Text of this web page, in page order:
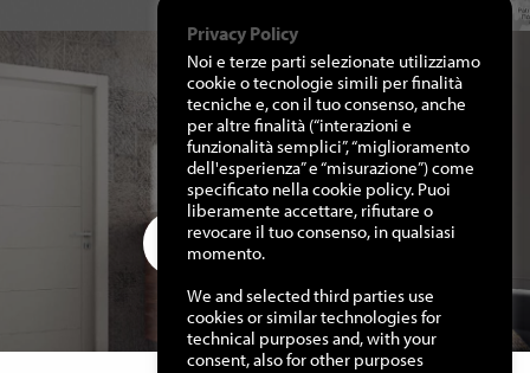
RICHIEDI I NOSTRI
CATALOGHI
CLICCA QUI
Privacy Policy
Noi e terze parti selezionate utilizziamo
cookie o tecnologie simili per finalità
tecniche e, con il tuo consenso, anche
per altre finalità (“interazioni e
funzionalità semplici”, “miglioramento
dell'esperienza” e “misurazione”) come
specificato nella cookie policy. Puoi
liberamente accettare, rifiutare o
revocare il tuo consenso, in qualsiasi
momento.
We and selected third parties use
cookies or similar technologies for
technical purposes and, with your
consent, also for other purposes